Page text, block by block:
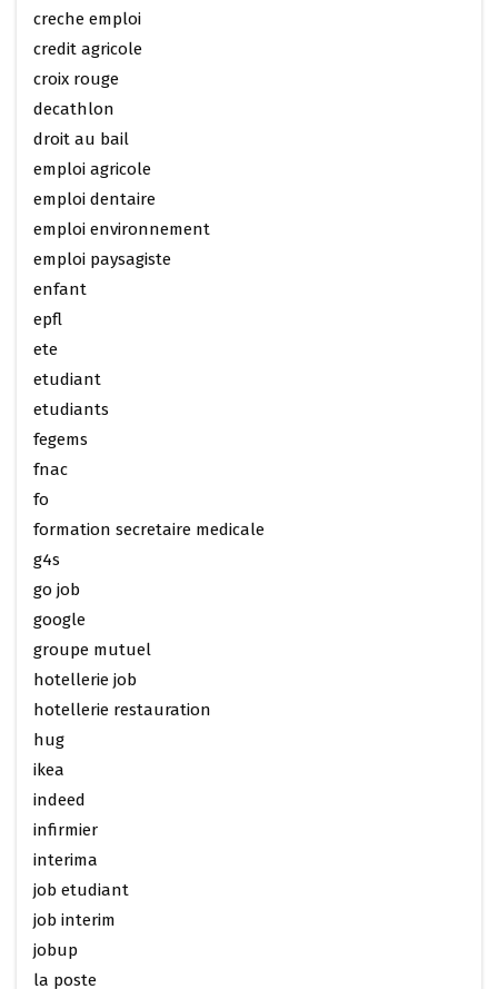
creche emploi
credit agricole
croix rouge
decathlon
droit au bail
emploi agricole
emploi dentaire
emploi environnement
emploi paysagiste
enfant
epfl
ete
etudiant
etudiants
fegems
fnac
fo
formation secretaire medicale
g4s
go job
google
groupe mutuel
hotellerie job
hotellerie restauration
hug
ikea
indeed
infirmier
interima
job etudiant
job interim
jobup
la poste